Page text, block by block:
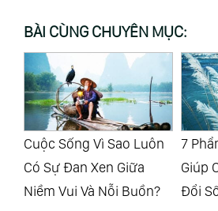
BÀI CÙNG CHUYÊN MỤC:
7 Phẩm Chất Cần Thiết
Giúp Con Người Thay
Đổi Số Mệnh
Cứ
Khăn
Vượt